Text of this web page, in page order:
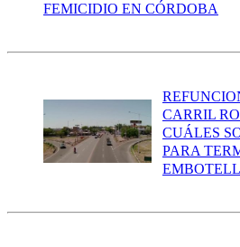
FEMICIDIO EN CÓRDOBA
CARRIL
CUÁLES
PARA